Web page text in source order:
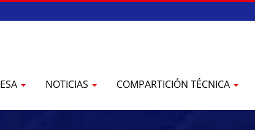
NOTICIAS COMPARTICIÓN TÉCNICA